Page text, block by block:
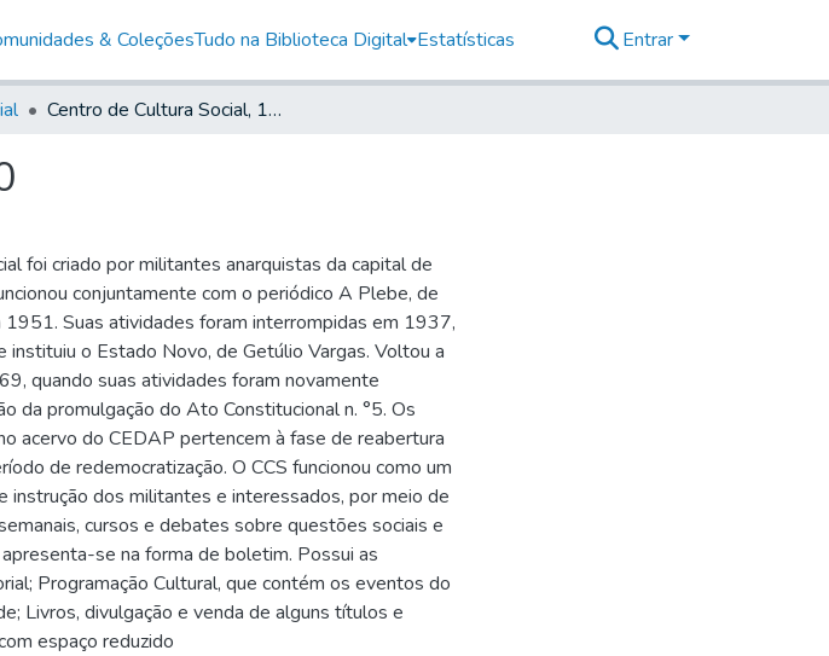
& ColeçõesTudo na Biblioteca Digital Estatísticas Entrar
Centro de Cultura Social, 1987, n 10
foi criado por militantes anarquistas da capital de
conjuntamente com o periódico A Plebe, de
Suas atividades foram interrompidas em 1937,
instituiu o Estado Novo, de Getúlio Vargas. Voltou a
quando suas atividades foram novamente
da promulgação do Ato Constitucional n. °5. Os
acervo do CEDAP pertencem à fase de reabertura
de redemocratização. O CCS funcionou como um
instrução dos militantes e interessados, por meio de
cursos e debates sobre questões sociais e
se na forma de boletim. Possui as
Programação Cultural, que contém os eventos do
Livros, divulgação e venda de alguns títulos e
espaço reduzido